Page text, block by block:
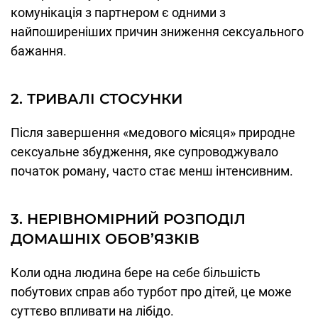
комунікація з партнером є одними з
найпоширеніших причин зниження сексуального
бажання.
2. ТРИВАЛІ СТОСУНКИ
Після завершення «медового місяця» природне
сексуальне збудження, яке супроводжувало
початок роману, часто стає менш інтенсивним.
3. НЕРІВНОМІРНИЙ РОЗПОДІЛ
ДОМАШНІХ ОБОВ’ЯЗКІВ
Коли одна людина бере на себе більшість
побутових справ або турбот про дітей, це може
суттєво впливати на лібідо.